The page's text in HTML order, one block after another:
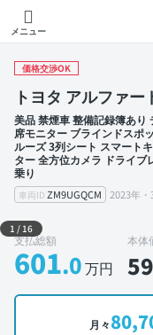
メニュー
価格交渉OK
トヨタ アルファー
美品 禁煙車 整備記録簿あり
席モニター ブラインドスポ
ルーズ 3列シート スマート
ター 全方位カメラ ドライブ
乗り
車両ID ZM9UGQCM 2023年
外装 左前
1 /16
支払総額
601.0万円
本体
月々